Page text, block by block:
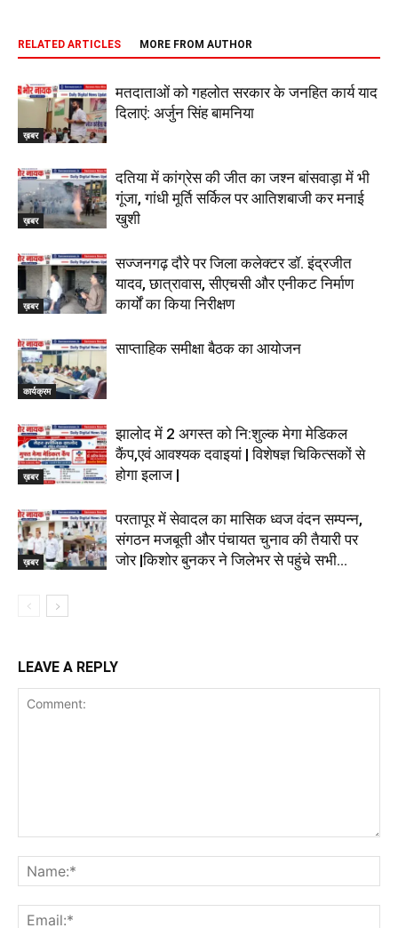
RELATED ARTICLES MORE FROM AUTHOR
ख़बर
मतदाताओं को गहलोत सरकार के जनहित कार्य याद
दिलाएं: अर्जुन सिंह बामनिया
ख़बर
दतिया में कांग्रेस की जीत का जश्न बांसवाड़ा में भी
गूंजा, गांधी मूर्ति सर्किल पर आतिशबाजी कर मनाई
खुशी
ख़बर
सज्जनगढ़ दौरे पर जिला कलेक्टर डॉ. इंद्रजीत
यादव, छात्रावास, सीएचसी और एनीकट निर्माण
कार्यों का किया निरीक्षण
कार्यक्रम
साप्ताहिक समीक्षा बैठक का आयोजन
ख़बर
झालोद में 2 अगस्त को नि:शुल्क मेगा मेडिकल
कैंप,एवं आवश्यक दवाइयां | विशेषज्ञ चिकित्सकों से
होगा इलाज |
ख़बर
परतापूर में सेवादल का मासिक ध्वज वंदन सम्पन्न,
संगठन मजबूती और पंचायत चुनाव की तैयारी पर
जोर |किशोर बुनकर ने जिलेभर से पहुंचे सभी...
LEAVE A REPLY